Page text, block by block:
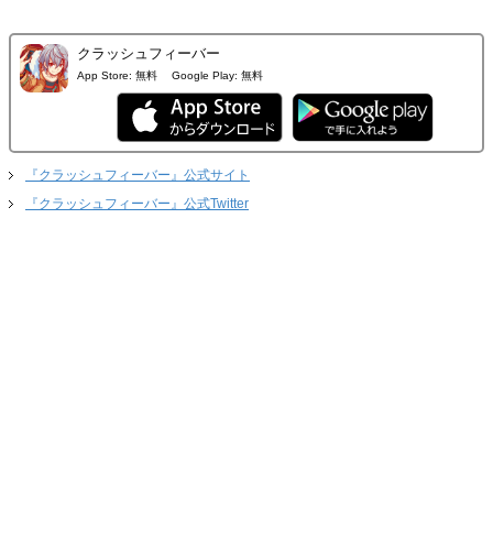
クラッシュフィーバー
App Store: 無料 Google Play: 無料
『クラッシュフィーバー』公式サイト
『クラッシュフィーバー』公式Twitter